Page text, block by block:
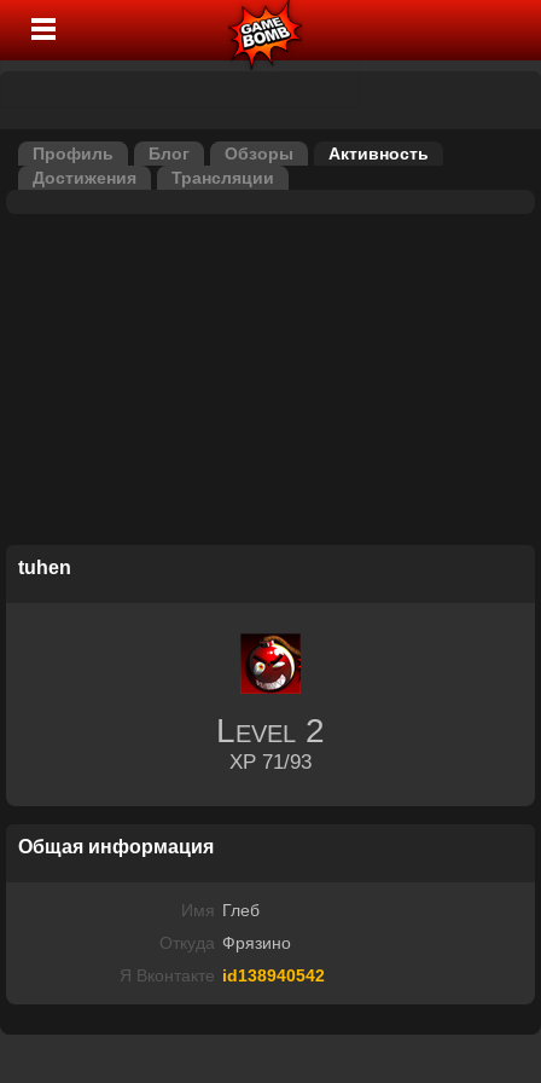
Профиль Блог Обзоры
Активность
Достижения
Трансляции
tuhen
Level 2
XP 71/93
Общая информация
Имя Глеб
Откуда Фрязино
Я Вконтакте id138940542